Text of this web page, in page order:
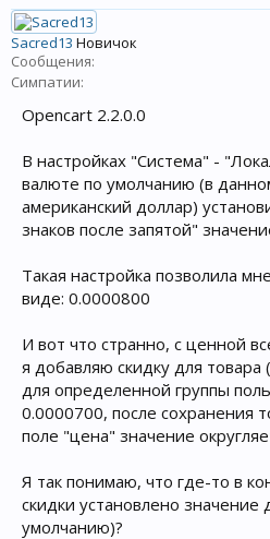
Sacred13 Новичок
Сообщения:
Симпатии:
Opencart 2.2.0.0
В настройках "Система" -
валюте по умолчанию (в
американский доллар)
знаков после запятой"
Такая настройка позволила
виде: 0.0000800
И вот что странно, с ценной
я добавляю скидку для
для определенной группы
0.0000700, после сохранения
поле "цена" значение
Я так понимаю, что где-то в
скидки установлено
умолчанию)?